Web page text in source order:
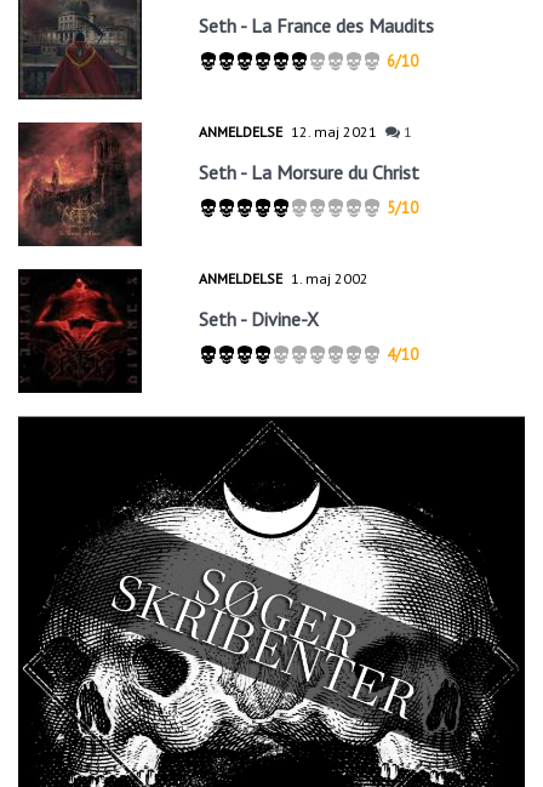
Seth - La France des Maudits
6/10
ANMELDELSE 12. maj 2021 1
Seth - La Morsure du Christ
5/10
ANMELDELSE 1. maj 2002
Seth - Divine-X
4/10